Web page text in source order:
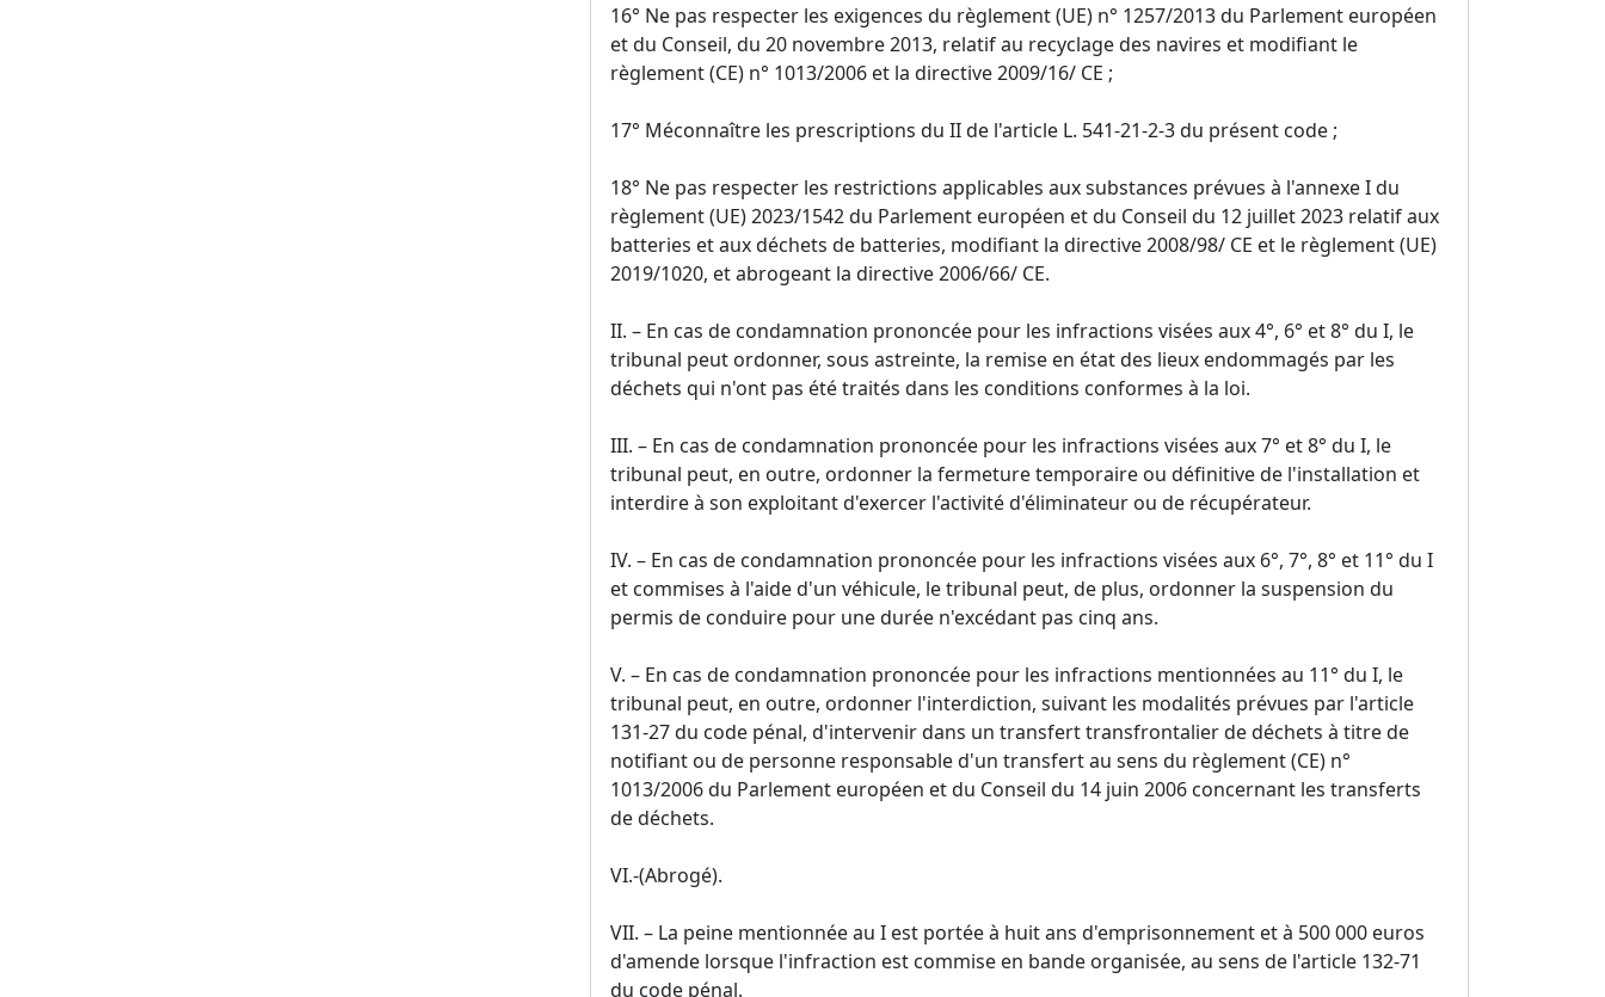
16° Ne pas respecter les exigences du règlement (UE) n° 1257/2013 du Parlement européen
et du Conseil, du 20 novembre 2013, relatif au recyclage des navires et modifiant le
règlement (CE) n° 1013/2006 et la directive 2009/16/ CE ;
17° Méconnaître les prescriptions du II de l'article L. 541-21-2-3 du présent code ;
18° Ne pas respecter les restrictions applicables aux substances prévues à l'annexe I du
règlement (UE) 2023/1542 du Parlement européen et du Conseil du 12 juillet 2023 relatif aux
batteries et aux déchets de batteries, modifiant la directive 2008/98/ CE et le règlement (UE)
2019/1020, et abrogeant la directive 2006/66/ CE.
II. – En cas de condamnation prononcée pour les infractions visées aux 4°, 6° et 8° du I, le
tribunal peut ordonner, sous astreinte, la remise en état des lieux endommagés par les
déchets qui n'ont pas été traités dans les conditions conformes à la loi.
III. – En cas de condamnation prononcée pour les infractions visées aux 7° et 8° du I, le
tribunal peut, en outre, ordonner la fermeture temporaire ou définitive de l'installation et
interdire à son exploitant d'exercer l'activité d'éliminateur ou de récupérateur.
IV. – En cas de condamnation prononcée pour les infractions visées aux 6°, 7°, 8° et 11° du I
et commises à l'aide d'un véhicule, le tribunal peut, de plus, ordonner la suspension du
permis de conduire pour une durée n'excédant pas cinq ans.
V. – En cas de condamnation prononcée pour les infractions mentionnées au 11° du I, le
tribunal peut, en outre, ordonner l'interdiction, suivant les modalités prévues par l'article
131-27 du code pénal, d'intervenir dans un transfert transfrontalier de déchets à titre de
notifiant ou de personne responsable d'un transfert au sens du règlement (CE) n°
1013/2006 du Parlement européen et du Conseil du 14 juin 2006 concernant les transferts
de déchets.
VI.-(Abrogé).
VII. – La peine mentionnée au I est portée à huit ans d'emprisonnement et à 500 000 euros
d'amende lorsque l'infraction est commise en bande organisée, au sens de l'article 132-71
du code pénal.